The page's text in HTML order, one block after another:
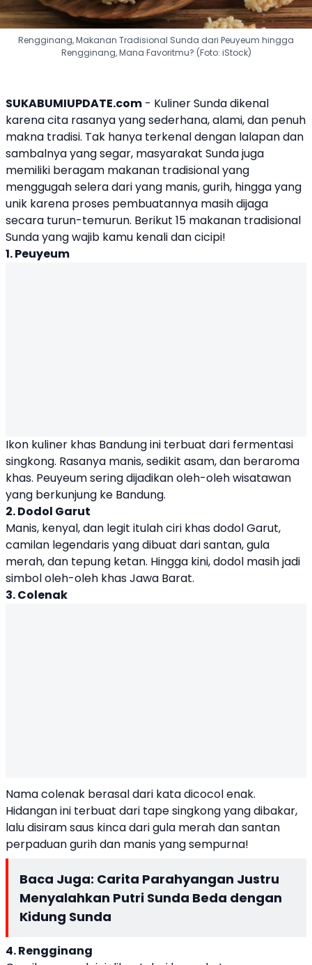
Rengginang, Makanan Tradisional Sunda dari Peuyeum hingga
Rengginang, Mana Favoritmu? (Foto: iStock)
SUKABUMIUPDATE.com - Kuliner Sunda dikenal
karena cita rasanya yang sederhana, alami, dan penuh
makna tradisi. Tak hanya terkenal dengan lalapan dan
sambalnya yang segar, masyarakat Sunda juga
memiliki beragam makanan tradisional yang
menggugah selera dari yang manis, gurih, hingga yang
unik karena proses pembuatannya masih dijaga
secara turun-temurun. Berikut 15 makanan tradisional
Sunda yang wajib kamu kenali dan cicipi!
1.Peuyeum
Ikon kuliner khas Bandung ini terbuat dari fermentasi
singkong. Rasanya manis, sedikit asam, dan beraroma
khas. Peuyeum sering dijadikan oleh-oleh wisatawan
yang berkunjung ke Bandung.
2. Dodol Garut
Manis, kenyal, dan legit itulah ciri khas dodol Garut,
camilan legendaris yang dibuat dari santan, gula
merah, dan tepung ketan. Hingga kini, dodol masih jadi
simbol oleh-oleh khas Jawa Barat.
3. Colenak
Nama colenak berasal dari katadicocol enak.
Hidangan ini terbuat dari tape singkong yang dibakar,
lalu disiram saus kinca dari gula merah dan santan
perpaduan gurih dan manis yang sempurna!
Baca Juga: Carita Parahyangan Justru
Menyalahkan Putri Sunda Beda dengan
Kidung Sunda
4. Rengginang